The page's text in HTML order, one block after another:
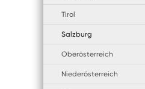
Tirol
Salzburg
Oberösterreich
Niederösterreich